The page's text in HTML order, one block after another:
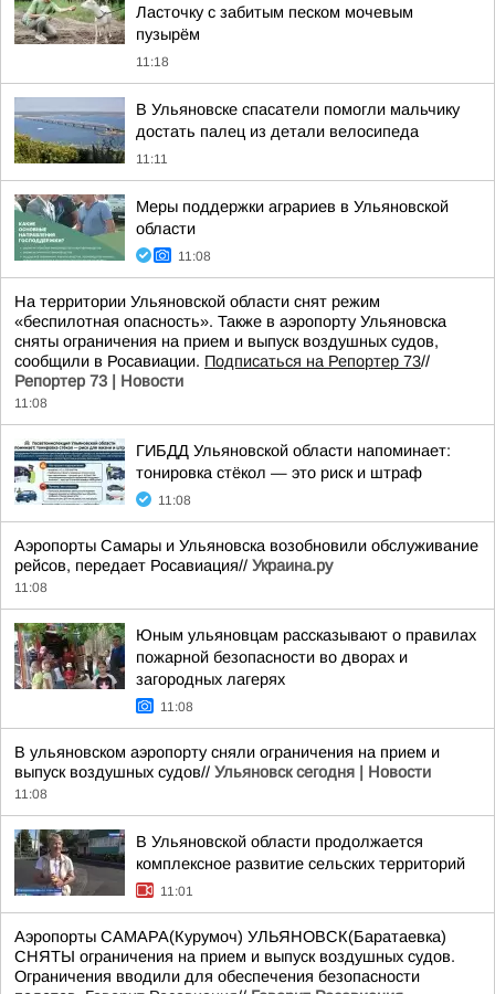
Ласточку с забитым песком мочевым
пузырём
11:18
В Ульяновске спасатели помогли мальчику
достать палец из детали велосипеда
11:11
Меры поддержки аграриев в Ульяновской
области
11:08
На территории Ульяновской области снят режим
«беспилотная опасность». Также в аэропорту Ульяновска
сняты ограничения на прием и выпуск воздушных судов,
сообщили в Росавиации. Подписаться на Репортер 73//
Репортер 73 | Новости
11:08
ГИБДД Ульяновской области напоминает:
тонировка стёкол — это риск и штраф
11:08
Аэропорты Самары и Ульяновска возобновили обслуживание
рейсов, передает Росавиация// Украина.ру
11:08
Юным ульяновцам рассказывают о правилах
пожарной безопасности во дворах и
загородных лагерях
11:08
В ульяновском аэропорту сняли ограничения на прием и
выпуск воздушных судов// Ульяновск сегодня | Новости
11:08
В Ульяновской области продолжается
комплексное развитие сельских территорий
11:01
Аэропорты САМАРА(Курумоч) УЛЬЯНОВСК(Баратаевка)
СНЯТЫ ограничения на прием и выпуск воздушных судов.
Ограничения вводили для обеспечения безопасности